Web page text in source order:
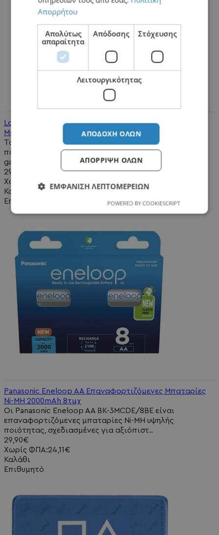
Logitech G Yeticaster GX Dynamic RGB Gaming
Μικρόφωνο USB με Compass Boom Arm
Το Logitech G Yeticaster GX είναι ένα ολοκληρωμένο
πακέτο για δημιουργούς περιεχομένου, streamers,
gamers και podcasters..
299,00€
Χωρίς ΦΠΑ:241,13€
Καλάθι
Επιθυμητό
Panasonic Eneloop AA Επαναφορτιζόμενες Μπαταρίες
Ni-MH 2000mAh 8τμχ
Οι Panasonic Eneloop AA BK-3MCDE/8BE είναι
επαναφορτιζόμενες μπαταρίες Ni-MH υψηλής
ποιότητας, σχεδιασμένες για αξιόπιστ..
29,90€
Χωρίς ΦΠΑ:24,11€
Καλάθι
Επιθυμητό
Απορρήτου
Απολύτως
απαραίτητα
Απόδοσης Στόχευσης
Λειτουργικότητας
ΑΠΟΔΟΧΉ ΌΛΩΝ
ΑΠΌΡΡΙΨΗ ΌΛΩΝ
ΕΜΦΆΝΙΣΗ ΛΕΠΤΟΜΕΡΕΙΏΝ
POWERED BY COOKIESCRIPT